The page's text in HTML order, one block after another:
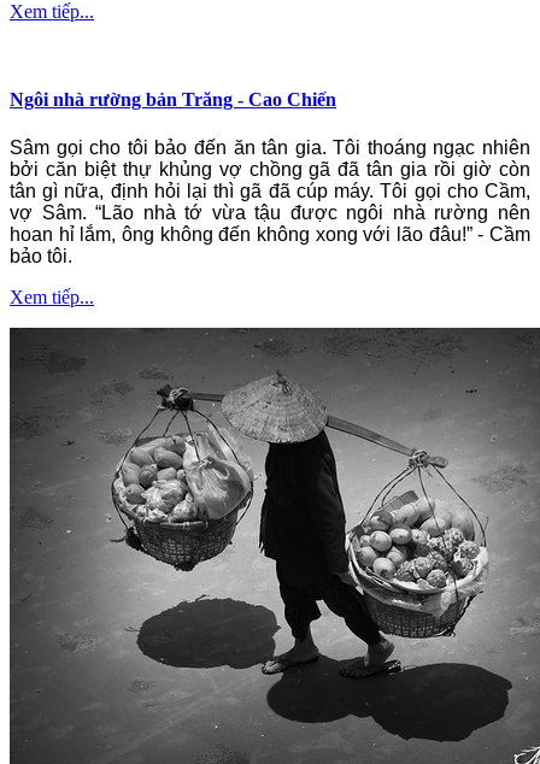
Xem tiếp...
Ngôi nhà rường bản Trăng - Cao Chiến
Sâm gọi cho tôi bảo đến ăn tân gia. Tôi thoáng ngạc nhiên
bởi căn biệt thự khủng vợ chồng gã đã tân gia rồi giờ còn
tân gì nữa, định hỏi lại thì gã đã cúp máy. Tôi gọi cho Cầm,
vợ Sâm. “Lão nhà tớ vừa tậu được ngôi nhà rường nên
hoan hỉ lắm, ông không đến không xong với lão đâu!” - Cầm
bảo tôi.
Xem tiếp...